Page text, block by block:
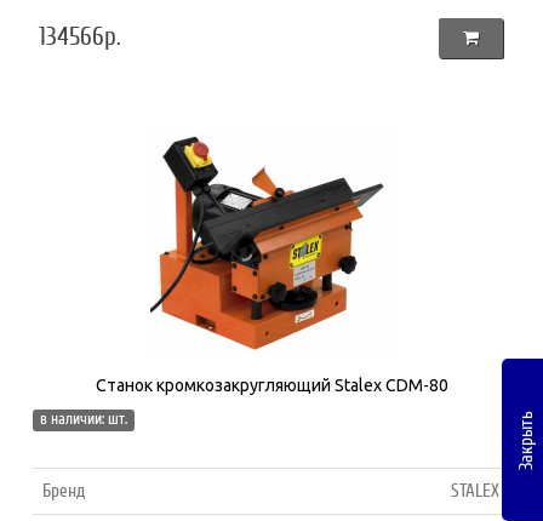
134566р.
Станок кромкозакругляющий Stalex CDM-80
в наличии: шт.
Бренд STALEX
Закрыть